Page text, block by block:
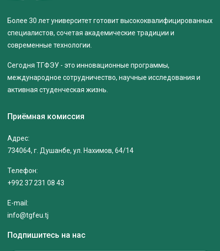
Более 30 лет университет готовит высококвалифицированных
специалистов, сочетая академические традиции и
современные технологии.
Сегодня ТГФЭУ - это инновационные программы,
международное сотрудничество, научные исследования и
активная студенческая жизнь.
Приёмная комиссия
Адрес:
734064, г. Душанбе, ул. Нахимов, 64/14
Телефон:
+992 37 231 08 43
E-mail:
info@tgfeu.tj
Подпишитесь на нас